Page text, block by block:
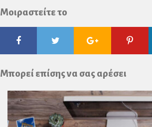
Μοιραστείτε το
FacebookTwitter Google
Plus
Μπορεί επίσης να σας αρέσει